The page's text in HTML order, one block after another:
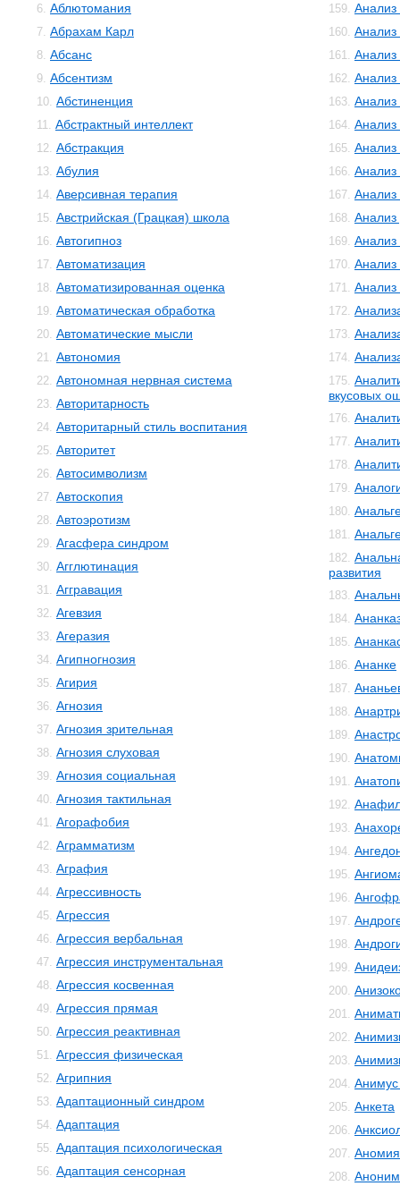
6. Аблютомания
7. Абрахам Карл
8. Абсанс
9. Абсентизм
10. Абстиненция
11. Абстрактный интеллект
12. Абстракция
13. Абулия
14. Аверсивная терапия
15. Австрийская (Грацкая) школа
16. Автогипноз
17. Автоматизация
18. Автоматизированная оценка
19. Автоматическая обработка
20. Автоматические мысли
21. Автономия
22. Автономная нервная система
23. Авторитарность
24. Авторитарный стиль воспитания
25. Авторитет
26. Автосимволизм
27. Автоскопия
28. Автоэротизм
29. Агасфера синдром
30. Агглютинация
31. Аггравация
32. Агевзия
33. Агеразия
34. Агипногнозия
35. Агирия
36. Агнозия
37. Агнозия зрительная
38. Агнозия слуховая
39. Агнозия социальная
40. Агнозия тактильная
41. Агорафобия
42. Аграмматизм
43. Аграфия
44. Агрессивность
45. Агрессия
46. Агрессия вербальная
47. Агрессия инструментальная
48. Агрессия косвенная
49. Агрессия прямая
50. Агрессия реактивная
51. Агрессия физическая
52. Агрипния
53. Адаптационный синдром
54. Адаптация
55. Адаптация психологическая
56. Адаптация сенсорная
159. Анализ
160. Анализ
161.
162. Анализ
163. Анализ
164.
165. Анализ
166.
167. Анализ
168. Анализ
169.
170. Анализ
171. Анализ
172.
173.
174.
175.
вкусовых
176.
177.
178.
179.
180.
181.
182.
развития
183.
184.
185.
186. Ананке
187.
188.
189.
190.
191.
192.
193.
194.
195.
196.
197.
198.
199.
200.
201.
202.
203.
204.
205. Анкета
206.
207. Аномия
208.